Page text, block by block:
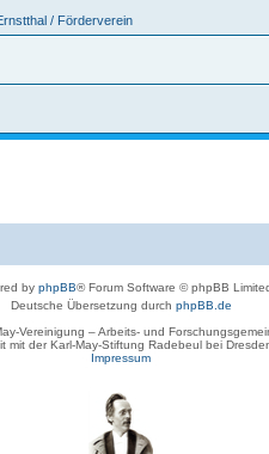
/ Förderverein
by phpBB® Forum Software © phpBB
Deutsche Übersetzung durch phpBB.de
Vereinigung – Arbeits- und
mit der Karl-May-Stiftung Radebeul bei
Impressum